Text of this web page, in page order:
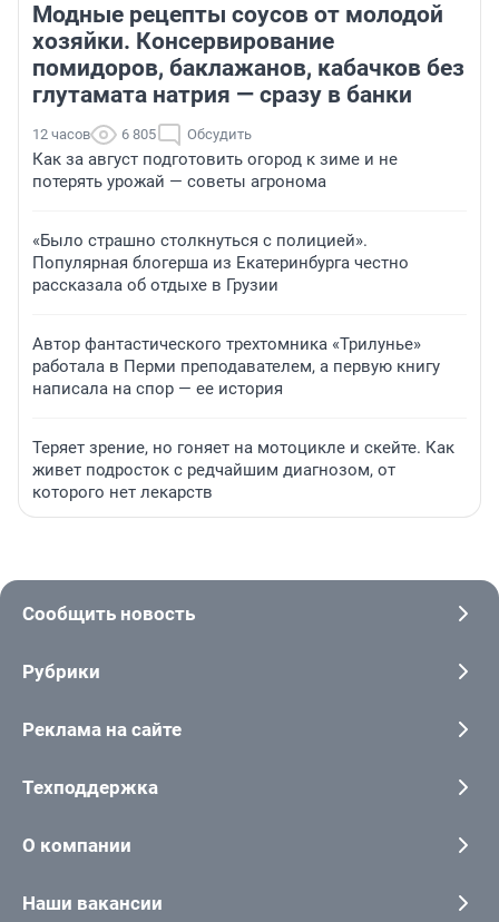
Модные рецепты соусов от молодой
хозяйки. Консервирование
помидоров, баклажанов, кабачков без
глутамата натрия — сразу в банки
12 часов 6 805 Обсудить
Как за август подготовить огород к зиме и не
потерять урожай — советы агронома
«Было страшно столкнуться с полицией».
Популярная блогерша из Екатеринбурга честно
рассказала об отдыхе в Грузии
Автор фантастического трехтомника «Трилунье»
работала в Перми преподавателем, а первую книгу
написала на спор — ее история
Теряет зрение, но гоняет на мотоцикле и скейте. Как
живет подросток с редчайшим диагнозом, от
которого нет лекарств
Сообщить новость
Рубрики
Реклама на сайте
Техподдержка
О компании
Наши вакансии